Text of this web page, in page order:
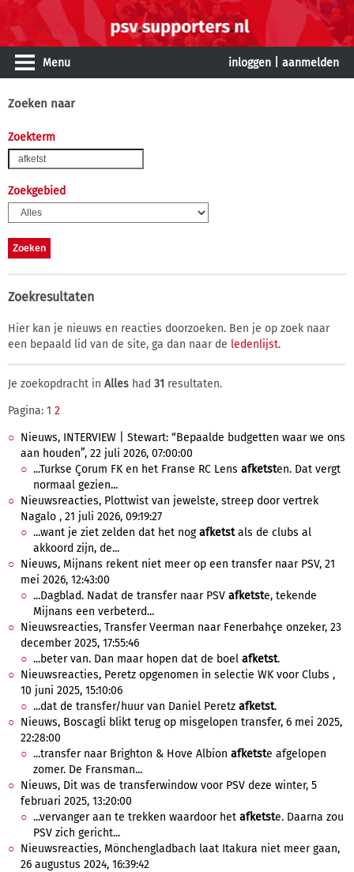
Menu inloggen aanmelden
Zoeken naar
Zoekterm
Zoekgebied
Zoekresultaten
Hier kan je nieuws en reacties doorzoeken. Ben je op zoek naar
een bepaald lid van de site, ga dan naar de ledenlijst.
Je zoekopdracht in Alles had 31 resultaten.
Pagina: 1 2
Nieuws, INTERVIEW | Stewart: “Bepaalde budgetten waar we ons
aan houden”, 22 juli 2026, 07:00:00
...Turkse Çorum FK en het Franse RC Lens afketsten. Dat vergt
normaal gezien...
Nieuwsreacties, Plottwist van jewelste, streep door vertrek
Nagalo , 21 juli 2026, 09:19:27
...want je ziet zelden dat het nogafketstals de clubs al
akkoord zijn, de...
Nieuws, Mijnans rekent niet meer op een transfer naar PSV, 21
mei 2026, 12:43:00
...Dagblad. Nadat de transfer naar PSV afketste, tekende
Mijnans een verbeterd...
Nieuwsreacties, Transfer Veerman naar Fenerbahçe onzeker, 23
december 2025, 17:55:46
...beter van. Dan maar hopen dat de boel afketst.
Nieuwsreacties, Peretz opgenomen in selectie WK voor Clubs ,
10 juni 2025, 15:10:06
...dat de transfer/huur van Daniel Peretz afketst.
Nieuws, Boscagli blikt terug op misgelopen transfer, 6 mei 2025,
22:28:00
...transfer naar Brighton & Hove Albion afketste afgelopen
zomer. De Fransman...
Nieuws, Dit was de transferwindow voor PSV deze winter, 5
februari 2025, 13:20:00
...vervanger aan te trekken waardoor het afketste. Daarna zou
PSV zich gericht...
Nieuwsreacties, Mönchengladbach laat Itakura niet meer gaan,
26 augustus 2024, 16:39:42